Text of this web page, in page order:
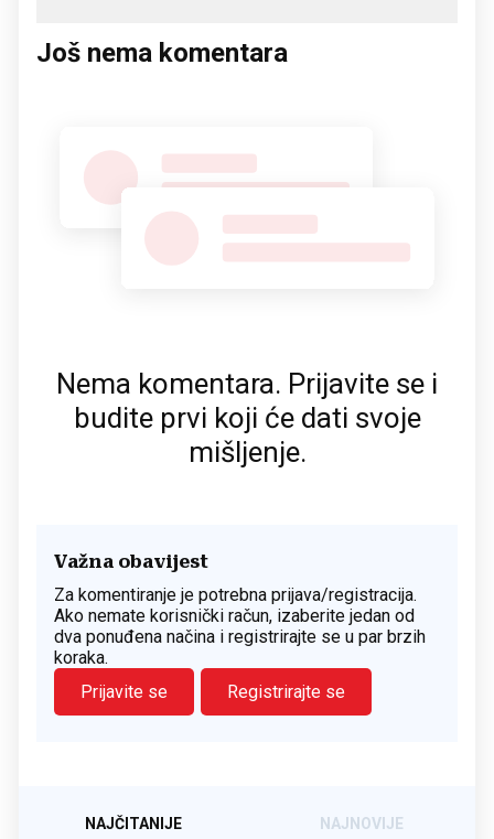
Još nema komentara
Nema komentara. Prijavite se i
budite prvi koji će dati svoje
mišljenje.
Važna obavijest
Za komentiranje je potrebna prijava/registracija.
Ako nemate korisnički račun, izaberite jedan od
dva ponuđena načina i registrirajte se u par brzih
koraka.
Prijavite se
Registrirajte se
NAJČITANIJE NAJNOVIJE